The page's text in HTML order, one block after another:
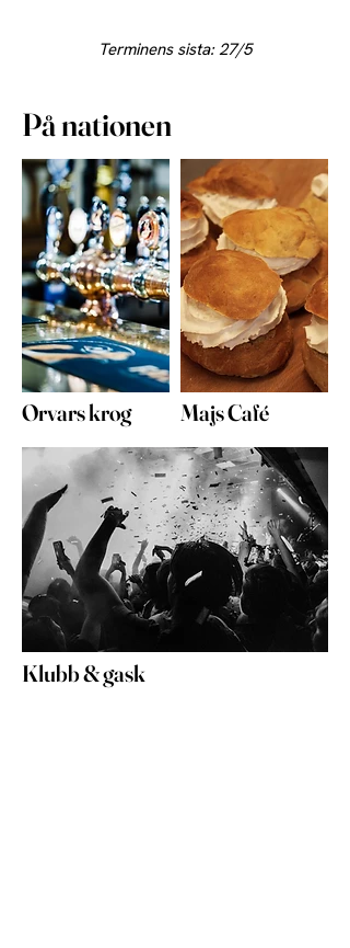
Terminens sista: 27/5
På nationen
Orvars krog Majs Café
Klubb & gask